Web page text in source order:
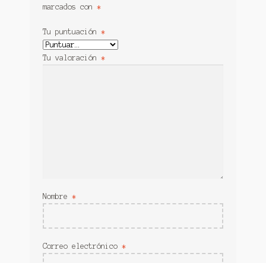
marcados con *
Tu puntuación *
Tu valoración *
Nombre *
Correo electrónico *